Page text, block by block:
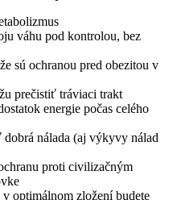
váhu pod kontrolou, bez
sú ochranou pred obezitou v
prečistiť tráviaci trakt
energie počas celého
dobrá nálada (aj výkyvy nálad
proti civilizačným
optimálnom zložení budete